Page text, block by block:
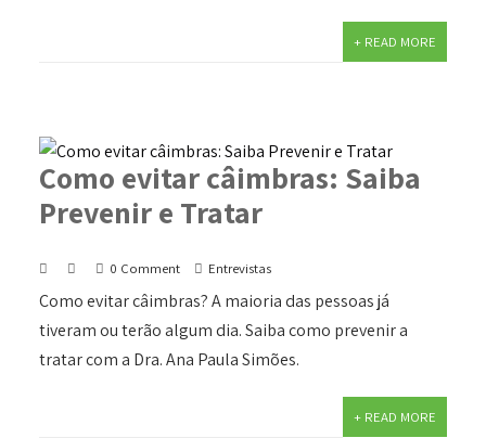
+ READ MORE
Como evitar câimbras: Saiba
Prevenir e Tratar
0 Comment Entrevistas
Como evitar câimbras? A maioria das pessoas já
tiveram ou terão algum dia. Saiba como prevenir a
tratar com a Dra. Ana Paula Simões.
+ READ MORE